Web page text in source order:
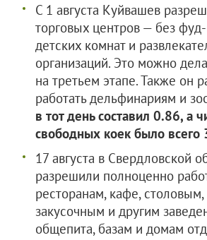
С 1 августа Куйвашев
торговых центров — без
детских комнат и
организаций. Это можно
на третьем этапе. Также он
работать дельфинариям и
в тот день составил 0.86, а
свободных коек было всего
17 августа в Свердловской
разрешили полноценно
ресторанам, кафе,
закусочным и другим
общепита, базам и домам